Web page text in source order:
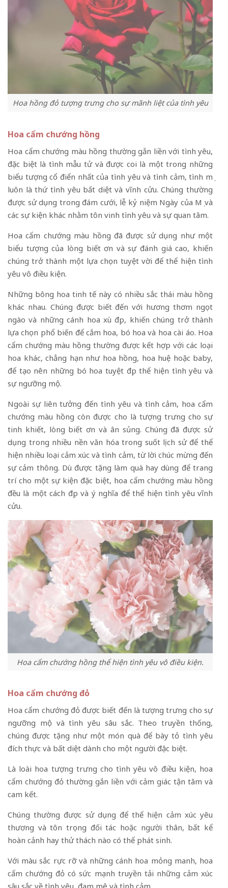
Hoa hồng đỏ tượng trưng cho sự mãnh liệt của tình yêu
Hoa cẩm chướng hồng
Hoa cẩm chướng màu hồng thường gắn liền với tình yêu,
đặc biệt là tình mẫu tử và được coi là một trong những
biểu tượng cổ điển nhất của tình yêu và tình cảm, tình mẹ
luôn là thứ tình yêu bất diệt và vĩnh cửu. Chúng thường
được sử dụng trong đám cưới, lễ kỷ niệm Ngày của Mẹ và
các sự kiện khác nhằm tôn vinh tình yêu và sự quan tâm.
Hoa cẩm chướng màu hồng đã được sử dụng như một
biểu tượng của lòng biết ơn và sự đánh giá cao, khiến
chúng trở thành một lựa chọn tuyệt vời để thể hiện tình
yêu vô điều kiện.
Những bông hoa tinh tế này có nhiều sắc thái màu hồng
khác nhau. Chúng được biết đến với hương thơm ngọt
ngào và những cánh hoa xù đẹp, khiến chúng trở thành
lựa chọn phổ biến để cắm hoa, bó hoa và hoa cài áo. Hoa
cẩm chướng màu hồng thường được kết hợp với các loại
hoa khác, chẳng hạn như hoa hồng, hoa huệ hoặc baby,
để tạo nên những bó hoa tuyệt đẹp thể hiện tình yêu và
sự ngưỡng mộ.
Ngoài sự liên tưởng đến tình yêu và tình cảm, hoa cẩm
chướng màu hồng còn được cho là tượng trưng cho sự
tinh khiết, lòng biết ơn và ân sủng. Chúng đã được sử
dụng trong nhiều nền văn hóa trong suốt lịch sử để thể
hiện nhiều loại cảm xúc và tình cảm, từ lời chúc mừng đến
sự cảm thông. Dù được tặng làm quà hay dùng để trang
trí cho một sự kiện đặc biệt, hoa cẩm chướng màu hồng
đều là một cách đẹp và ý nghĩa để thể hiện tình yêu vĩnh
cửu.
Hoa cẩm chướng hồng thể hiện tình yêu vô điều kiện.
Hoa cẩm chướng đỏ
Hoa cẩm chướng đỏ được biết đến là tượng trưng cho sự
ngưỡng mộ và tình yêu sâu sắc. Theo truyền thống,
chúng được tặng như một món quà để bày tỏ tình yêu
đích thực và bất diệt dành cho một người đặc biệt.
Là loài hoa tượng trưng cho tình yêu vô điều kiện, hoa
cẩm chướng đỏ thường gắn liền với cảm giác tận tâm và
cam kết.
Chúng thường được sử dụng để thể hiện cảm xúc yêu
thương và tôn trọng đối tác hoặc người thân, bất kể
hoàn cảnh hay thử thách nào có thể phát sinh.
Với màu sắc rực rỡ và những cánh hoa mỏng manh, hoa
cẩm chướng đỏ có sức mạnh truyền tải những cảm xúc